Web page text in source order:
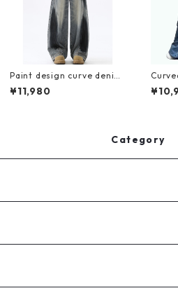
Paint design curve denim
jeans D0191
¥11,980
m
Category